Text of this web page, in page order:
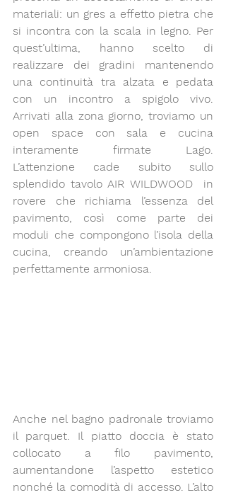
materiali: un gres a effetto pietra che
si incontra con la scala in legno. Per
quest’ultima, hanno scelto di
realizzare dei gradini mantenendo
una continuità tra alzata e pedata
con un incontro a spigolo vivo.
Arrivati alla zona giorno, troviamo un
open space con sala e cucina
interamente firmate Lago.
L’attenzione cade subito sullo
splendido tavolo AIR WILDWOOD  in
rovere che richiama l’essenza del
pavimento, così come parte dei
moduli che compongono l’isola della
cucina, creando un’ambientazione
perfettamente armoniosa.
Anche nel bagno padronale troviamo
il parquet. Il piatto doccia è stato
collocato a filo pavimento,
aumentandone l’aspetto estetico
nonché la comodità di accesso. L’alto